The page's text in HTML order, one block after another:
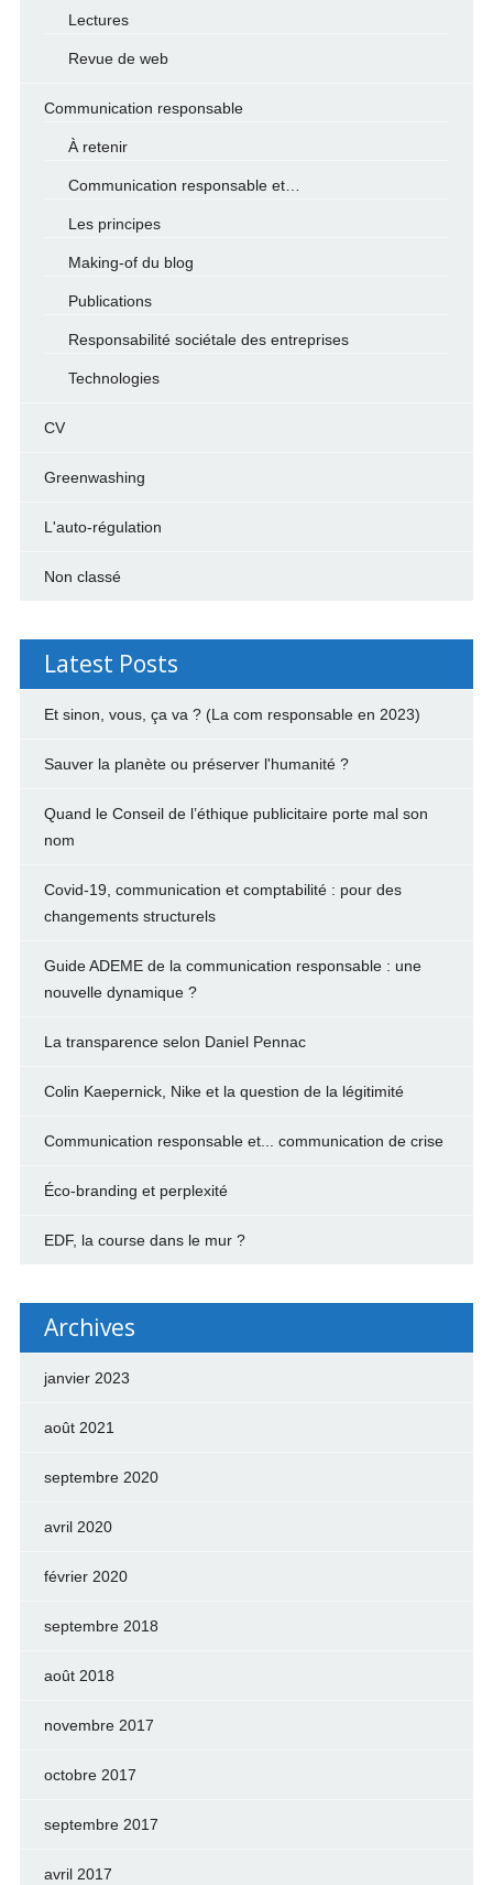
Lectures
Revue de web
Communication responsable
À retenir
Communication responsable et…
Les principes
Making-of du blog
Publications
Responsabilité sociétale des entreprises
Technologies
CV
Greenwashing
L'auto-régulation
Non classé
Latest Posts
Et sinon, vous, ça va ? (La com responsable en 2023)
Sauver la planète ou préserver l'humanité ?
Quand le Conseil de l’éthique publicitaire porte mal son
nom
Covid-19, communication et comptabilité : pour des
changements structurels
Guide ADEME de la communication responsable : une
nouvelle dynamique ?
La transparence selon Daniel Pennac
Colin Kaepernick, Nike et la question de la légitimité
Communication responsable et... communication de crise
Éco-branding et perplexité
EDF, la course dans le mur ?
Archives
janvier 2023
août 2021
septembre 2020
avril 2020
février 2020
septembre 2018
août 2018
novembre 2017
octobre 2017
septembre 2017
avril 2017